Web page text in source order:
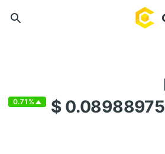
$ 0.08988975
0.71%